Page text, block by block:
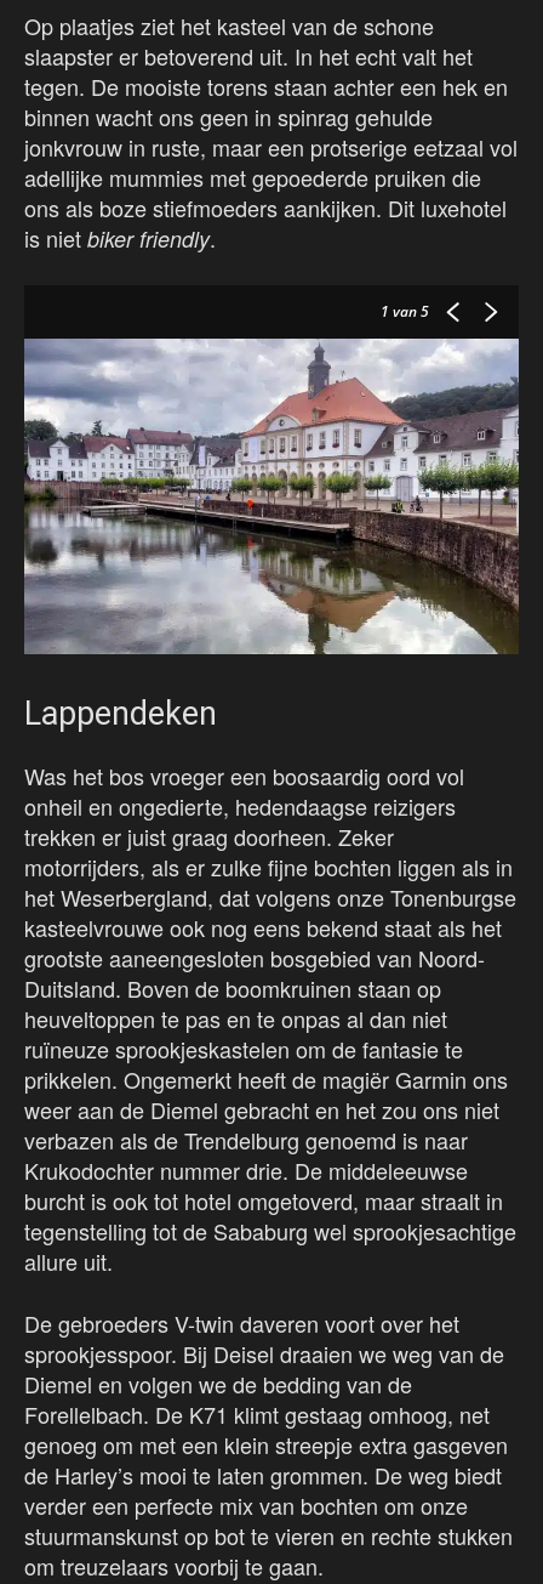
Op plaatjes ziet het kasteel van de schone
slaapster er betoverend uit. In het echt valt het
tegen. De mooiste torens staan achter een hek en
binnen wacht ons geen in spinrag gehulde
jonkvrouw in ruste, maar een protserige eetzaal vol
adellijke mummies met gepoederde pruiken die
ons als boze stiefmoeders aankijken. Dit luxehotel
is niet biker friendly.
1 van 5
Lappendeken
Was het bos vroeger een boosaardig oord vol
onheil en ongedierte, hedendaagse reizigers
trekken er juist graag doorheen. Zeker
motorrijders, als er zulke fijne bochten liggen als in
het Weserbergland, dat volgens onze Tonenburgse
kasteelvrouwe ook nog eens bekend staat als het
grootste aaneengesloten bosgebied van Noord-
Duitsland. Boven de boomkruinen staan op
heuveltoppen te pas en te onpas al dan niet
ruïneuze sprookjeskastelen om de fantasie te
prikkelen. Ongemerkt heeft de magiër Garmin ons
weer aan de Diemel gebracht en het zou ons niet
verbazen als de Trendelburg genoemd is naar
Krukodochter nummer drie. De middeleeuwse
burcht is ook tot hotel omgetoverd, maar straalt in
tegenstelling tot de Sababurg wel sprookjesachtige
allure uit.
De gebroeders V-twin daveren voort over het
sprookjesspoor. Bij Deisel draaien we weg van de
Diemel en volgen we de bedding van de
Forellelbach. De K71 klimt gestaag omhoog, net
genoeg om met een klein streepje extra gasgeven
de Harley’s mooi te laten grommen. De weg biedt
verder een perfecte mix van bochten om onze
stuurmanskunst op bot te vieren en rechte stukken
om treuzelaars voorbij te gaan.